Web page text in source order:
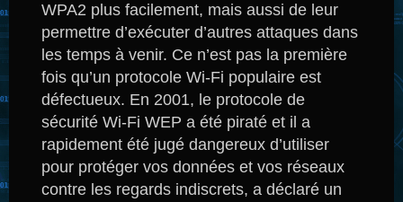
WPA2 plus facilement, mais aussi de leur
permettre d’exécuter d’autres attaques dans
les temps à venir. Ce n’est pas la première
fois qu’un protocole Wi-Fi populaire est
défectueux. En 2001, le protocole de
sécurité Wi-Fi WEP a été piraté et il a
rapidement été jugé dangereux d’utiliser
pour protéger vos données et vos réseaux
contre les regards indiscrets, a déclaré un